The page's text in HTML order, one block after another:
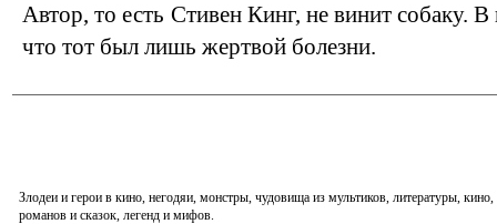
Автор, то есть Стивен Кинг, не винит собаку. В
что тот был лишь жертвой болезни.
Злодеи и герои в кино, негодяи, монстры, чудовища из мультиков, литературы,
романов и сказок, легенд и мифов.